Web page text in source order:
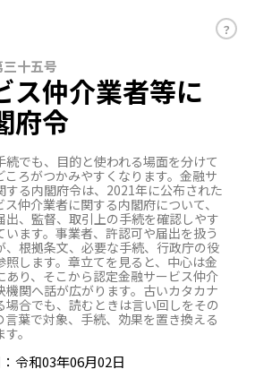
十五号
ス仲介業者等に
府令
続でも、目的と使われる場面を分けて
ころがつかみやすくなります。金融サ
する内閣府令は、2021年に公布された
仲介業者に関する内閣府について、
出、監督、取引上の手続を確認しやす
います。事業者、許認可や届出を扱う
、根拠条文、必要な手続、行政庁の役
します。章立てを見ると、中心は金
あり、そこから認定金融サービス仲介
関へ話が広がります。古いカタカナ
場合でも、読むときは言い回しをその
言葉で対象、手続、効果を置き換える
。
令和03年06月02日
？